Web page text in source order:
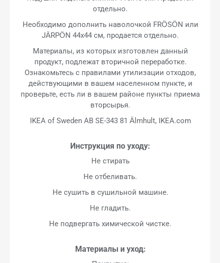
отдельно.
Необходимо дополнить наволочкой FRÖSÖN или
JÄRPÖN 44x44 см, продается отдельно.
Материалы, из которых изготовлен данный
продукт, подлежат вторичной переработке.
Ознакомьтесь с правилами утилизации отходов,
действующими в вашем населенном пункте, и
проверьте, есть ли в вашем районе пункты приема
вторсырья.
IKEA of Sweden AB SE-343 81 Älmhult, IKEA.com
Инструкция по уходу:
Не стирать
Не отбеливать.
Не сушить в сушильной машине.
Не гладить.
Не подвергать химической чистке.
Материалы и уход: